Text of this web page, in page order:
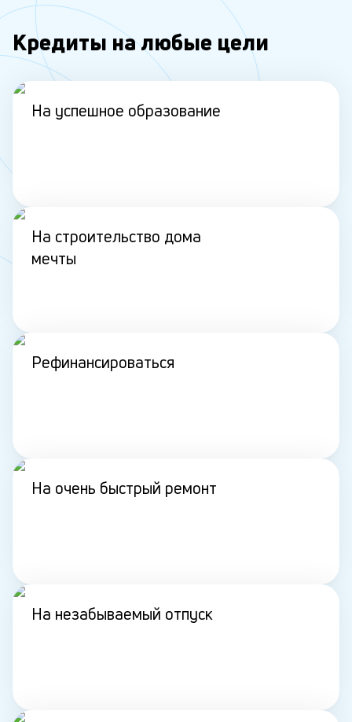
Кредиты на любые цели
На успешное образование
На строительство дома
мечты
Рефинансироваться
На очень быстрый ремонт
На незабываемый отпуск